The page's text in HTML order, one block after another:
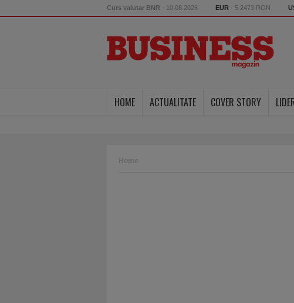
Curs valutar BNR - 10.08.2026 EUR - 5.2473 RON
HOME ACTUALITATE COVER STORY
Home